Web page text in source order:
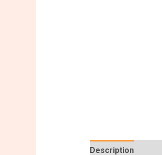
Description